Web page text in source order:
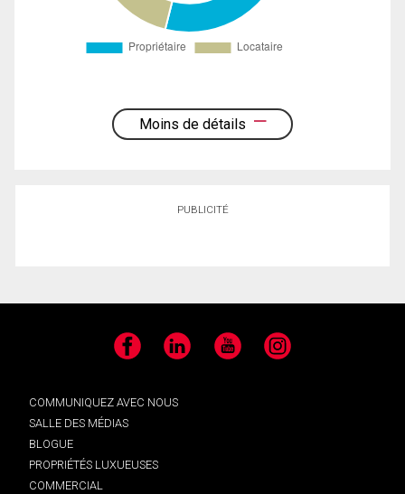
Moins de détails
PUBLICITÉ
Facebook LinkedIn YouTube Instagram
COMMUNIQUEZ AVEC NOUS
SALLE DES MÉDIAS
BLOGUE
PROPRIÉTÉS LUXUEUSES
COMMERCIAL